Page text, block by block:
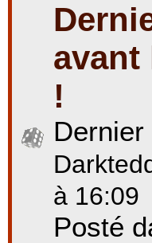
avant
!
à 16:09
Posté